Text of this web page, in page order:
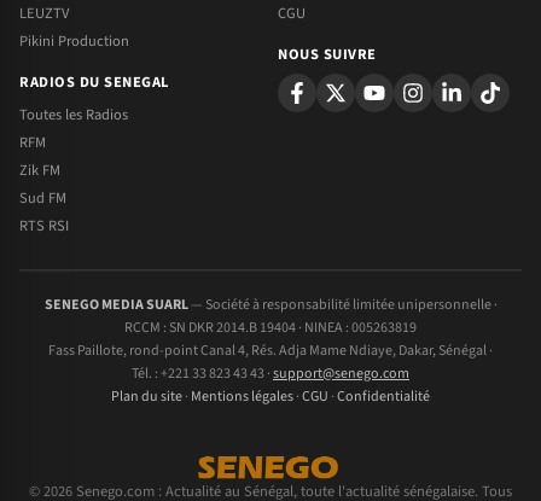
LEUZTV
Pikini Production
RADIOS DU SENEGAL
Toutes les Radios
RFM
Zik FM
Sud FM
RTS RSI
CGU
NOUS SUIVRE
SENEGO MEDIA SUARL— Société à responsabilité limitée unipersonnelle ·
RCCM : SN DKR 2014.B 19404 · NINEA : 005263819
Fass Paillote, rond-point Canal 4, Rés. Adja Mame Ndiaye, Dakar, Sénégal ·
Tél. : +221 33 823 43 43 ·support@senego.com
Plan du site· Mentions légales·CGU ·Confidentialité
© 2026 Senego.com : Actualité au Sénégal, toute l'actualité sénégalaise. Tous